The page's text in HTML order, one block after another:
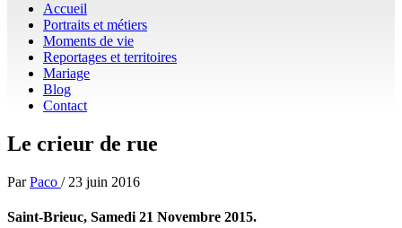
Accueil
Portraits et métiers
Moments de vie
Reportages et territoires
Mariage
Blog
Contact
Le crieur de rue
ParPaco / 23 juin 2016
Saint-Brieuc, Samedi 21 Novembre 2015.